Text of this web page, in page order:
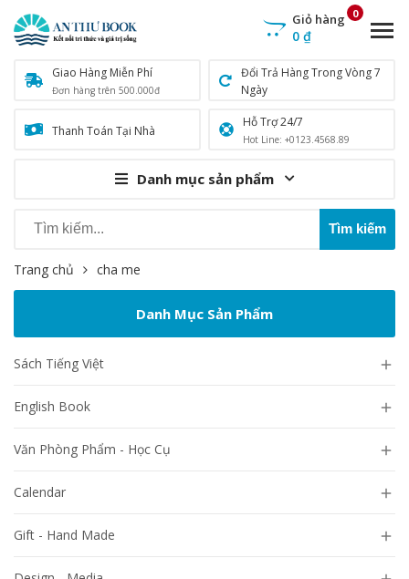
Giao Hàng Miễn Phí
Đơn hàng trên 500.000đ
Đổi Trả Hàng Trong Vòng 7
Ngày
Thanh Toán Tại Nhà
Hỗ Trợ 24/7
Hot Line: +0123.4568.89
Danh mục sản phẩm
Giỏ hàng
0 ₫
0
Trang chủ cha me
Danh Mục Sản Phẩm
Sách Tiếng Việt 
English Book 
Văn Phòng Phẩm - Học Cụ 
Calendar 
Gift - Hand Made 